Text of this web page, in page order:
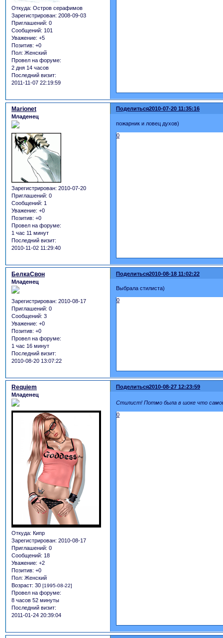
Откуда: Остров серафимов
Зарегистрирован: 2008-09-03
Приглашений: 0
Сообщений: 101
Уважение: +5
Позитив: +0
Пол: Женский
Провел на форуме:
2 дня 14 часов
Последний визит:
2011-11-07 22:19:59
Поделиться2010-07-20 11:35:16
Marionet
Младенец
Зарегистрирован: 2010-07-20
Приглашений: 0
Сообщений: 1
Уважение: +0
Позитив: +0
Провел на форуме:
1 час 11 минут
Последний визит:
2010-11-02 11:29:40
пожарник и ловец духов)
0
Поделиться2010-08-18 11:02:22
БелкаСвон
Младенец
Зарегистрирован: 2010-08-17
Приглашений: 0
Сообщений: 3
Уважение: +0
Позитив: +0
Провел на форуме:
1 час 16 минут
Последний визит:
2010-08-20 13:07:22
Выбрала стилиста)
0
Поделиться2010-08-27 12:23:59
Requiem
Младенец
Откуда: Кипр
Зарегистрирован: 2010-08-17
Приглашений: 0
Сообщений: 18
Уважение: +2
Позитив: +0
Пол: Женский
Возраст: 30 [1995-08-22]
Провел на форуме:
8 часов 52 минуты
Последний визит:
2011-01-24 20:39:04
Стилист! Потмо была в шоке что
0